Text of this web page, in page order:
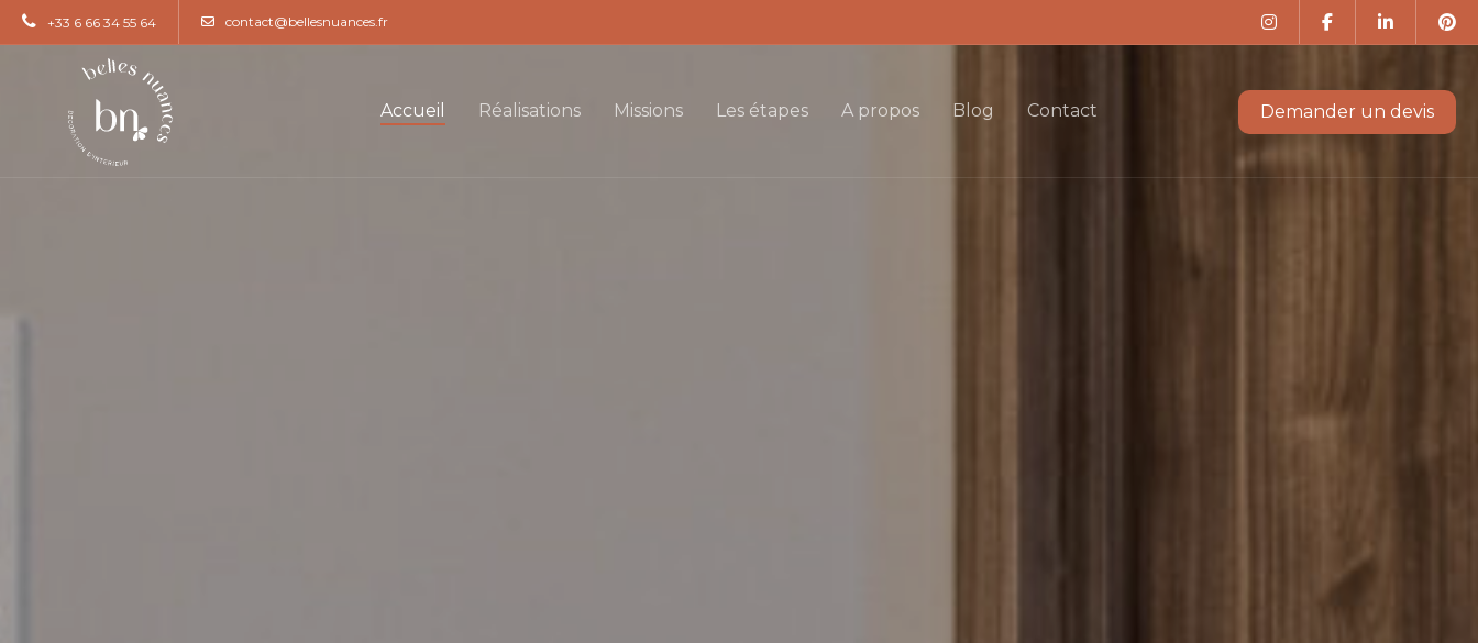
+33 6 66 34 55 64 contact@bellesnuances.fr
Accueil Réalisations Missions Les étapes A propos Blog Contact Demander un devis